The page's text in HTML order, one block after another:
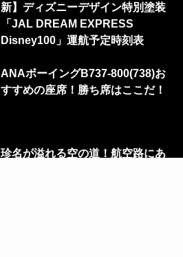
新】ディズニーデザイン特別塗装
「JAL DREAM EXPRESS
Disney100」運航予定時刻表
ANAボーイングB737-800(738)お
すすめの座席！勝ち席はここだ！
珍名が溢れる空の道！航空路にあ